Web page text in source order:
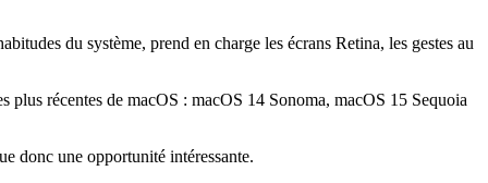
du système, prend en charge les écrans Retina, les gestes au
récentes de macOS : macOS 14 Sonoma, macOS 15 Sequoia
donc une opportunité intéressante.